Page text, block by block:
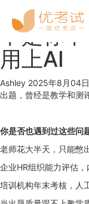
不是你
用上AI
Ashley 2025年8月04
出题，曾经是教学和测
你是否也遇到过这些问
老师花大半天，只能憋
企业HR组织能力评估
培训机构年末考核，人